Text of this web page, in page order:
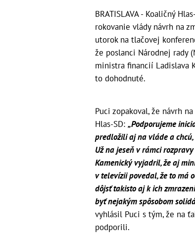
BRATISLAVA - Koaličný
rokovanie vlády návrh na
utorok na tlačovej
že poslanci Národnej rady
ministra financií Ladislava
to dohodnuté.
Puci zopakoval, že návrh
Hlas-SD: „Podporujeme
predložili aj na vláde a
Už na jeseň v rámci
Kamenický vyjadril, že aj
v televízii povedal, že to má
dôjsť takisto aj k ich
byť nejakým spôsobom
vyhlásil Puci s tým, že na
podporili.